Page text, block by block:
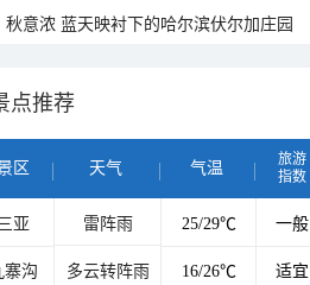
秋意浓 蓝天映衬下的哈尔滨伏尔加庄园
点推荐
区 天气 气温
旅游
指数
亚 雷阵雨 25/29℃ 一般
寨沟 多云转阵雨 16/26℃ 适宜